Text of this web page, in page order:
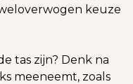
keuze
tas zijn? Denk na
meeneemt, zoals